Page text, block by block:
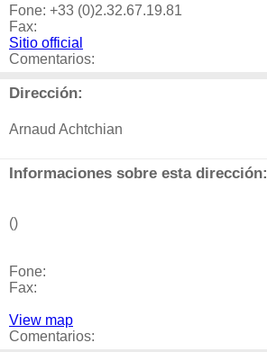
Fone: +33 (0)2.32.67.19.81
Fax:
Sitio official
Comentarios:
Dirección:
Arnaud Achtchian
Informaciones sobre esta dirección:
()
Fone:
Fax:
View map
Comentarios: